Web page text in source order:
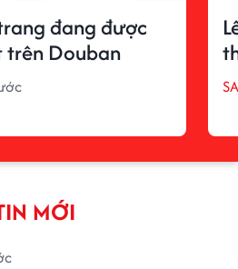
đang được
trên Douban
MỚI